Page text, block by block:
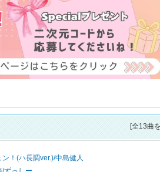
[全13曲
ン！(ハ長調ver.)/中島健人